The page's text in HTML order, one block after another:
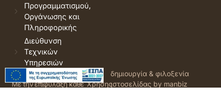
Προγραμματισμού,
Οργάνωσης και
Πληροφορικής
Διεύθυνση
Τεχνικών
Υπηρεσιών
© 2026 Δήμος Δράμας.
Με την επιφύλαξη κάθε
Όροι
Χρήσης
δημιουργία & φιλοξενία
ιστοσελίδας by manbiz